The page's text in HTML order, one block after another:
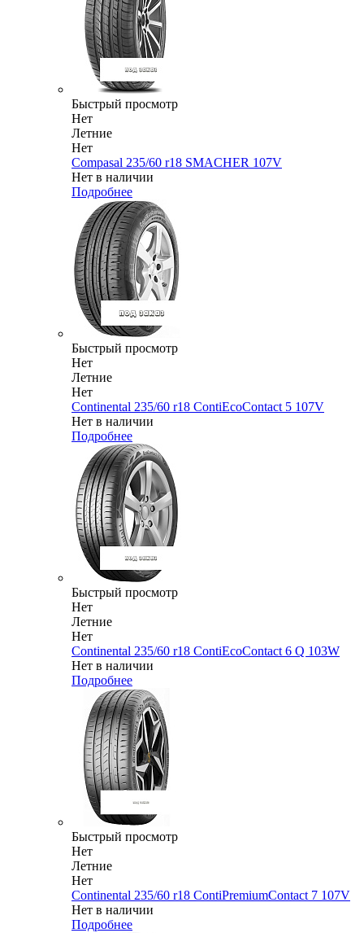
Быстрый просмотр
Нет
Летние
Нет
Compasal 235/60 r18 SMACHER 107V
Нет в наличии
Подробнее
Быстрый просмотр
Нет
Летние
Нет
Continental 235/60 r18 ContiEcoContact 5 107V
Нет в наличии
Подробнее
Быстрый просмотр
Нет
Летние
Нет
Continental 235/60 r18 ContiEcoContact 6 Q 103W
Нет в наличии
Подробнее
Быстрый просмотр
Нет
Летние
Нет
Continental 235/60 r18 ContiPremiumContact 7 107V
Нет в наличии
Подробнее